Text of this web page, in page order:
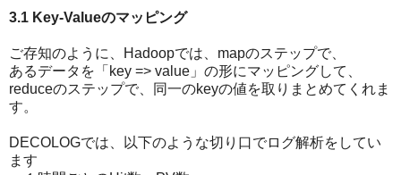
3.1 Key-Valueのマッピング
ご存知のように、Hadoopでは、mapのステップで、
あるデータを「key => value」の形にマッピングして、
reduceのステップで、同一のkeyの値を取りまとめてくれま
す。
DECOLOGでは、以下のような切り口でログ解析をしてい
ます